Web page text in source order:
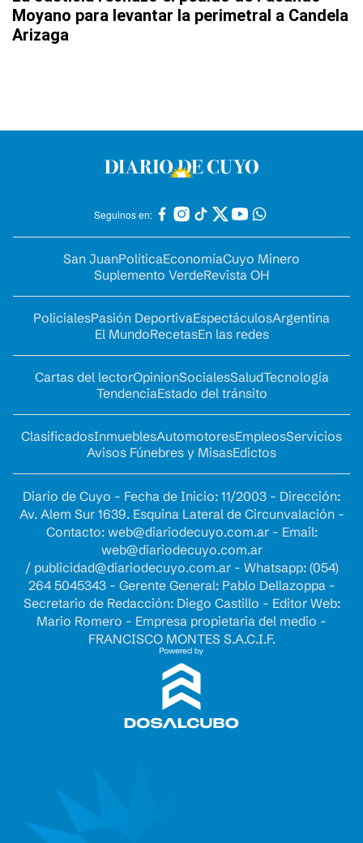
Moyano para levantar la perimetral a Candela
Arizaga
Seguinos en:
San JuanPolíticaEconomíaCuyo Minero
Suplemento VerdeRevista OH
PolicialesPasión DeportivaEspectáculosArgentina
El MundoRecetasEn las redes
Cartas del lectorOpinionSocialesSaludTecnología
TendenciaEstado del tránsito
ClasificadosInmueblesAutomotoresEmpleosServicios
Avisos Fúnebres y MisasEdictos
Diario de Cuyo - Fecha de Inicio: 11/2003 - Dirección:
Av. Alem Sur 1639. Esquina Lateral de Circunvalación -
Contacto: web@diariodecuyo.com.ar- Email:
web@diariodecuyo.com.ar
/ publicidad@diariodecuyo.com.ar- Whatsapp: (054)
264 5045343 - Gerente General: Pablo Dellazoppa -
Secretario de Redacción: Diego Castillo - Editor Web:
Mario Romero - Empresa propietaria del medio -
FRANCISCO MONTES S.A.C.I.F.